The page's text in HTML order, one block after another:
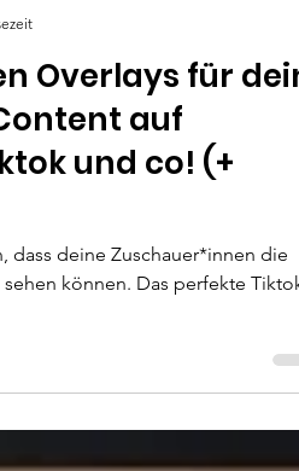
Overlays für
auf
und co! (+
dass deine Zuschauer*innen die
können. Das perfekte